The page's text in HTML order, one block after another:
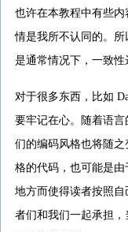
也许在本教程中有些
情是我所不认同的。
是通常情况下，一致性
对于很多东西，比如
要牢记在心。随着语
们的编码风格也将随
格的代码，也可能是
地方而使得读者按照
者们和我们一起承担